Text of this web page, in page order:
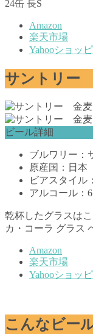
24缶 長S
Amazon
楽天市場
Yahooショッ
サントリー
ビール詳細
ブルワリー：
原産国：日本
ビアスタイル：
アルコール：
乾杯したグラスは
カ・コーラ グラス
Amazon
楽天市場
Yahooショッ
こんなビー